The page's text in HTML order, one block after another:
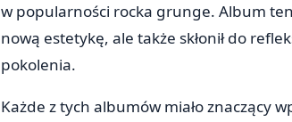
w popularności rocka grunge. Album
nową estetykę, ale także skłonił do
pokolenia.
Każde z tych albumów miało znaczący